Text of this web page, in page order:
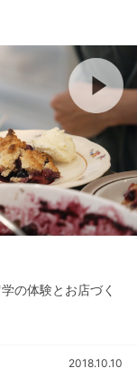
の体験とお店づく
2018.10.10